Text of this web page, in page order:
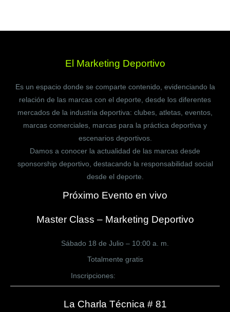
El Marketing Deportivo
Es un espacio donde se comparte contenido, evidenciando la
relación de las marcas con el deporte, desde los diferentes
mercados de la industria deportiva: clubes, atletas, eventos,
marcas comerciales, marcas para la práctica deportiva y
escenarios deportivos.
Damos a conocer la actualidad de las marcas desde
sponsorship deportivo, destacando la responsabilidad social
desde el deporte.
Próximo Evento en vivo
Master Class – Marketing Deportivo
Sábado 18 de Julio – 10:00 a. m.
Totalmente gratis
Inscripciones:
La Charla Técnica # 81